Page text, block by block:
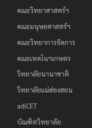
คณะวิทยาศาสตร์ฯ
คณะมนุษยศาสตร์ฯ
คณะวิทยาการจัดการ
คณะเทคโนฯเกษตร
วิทยาลัยนานาชาติ
วิทยาลัยแม่ฮ่องสอน
adiCET
บัณฑิตวิทยาลัย